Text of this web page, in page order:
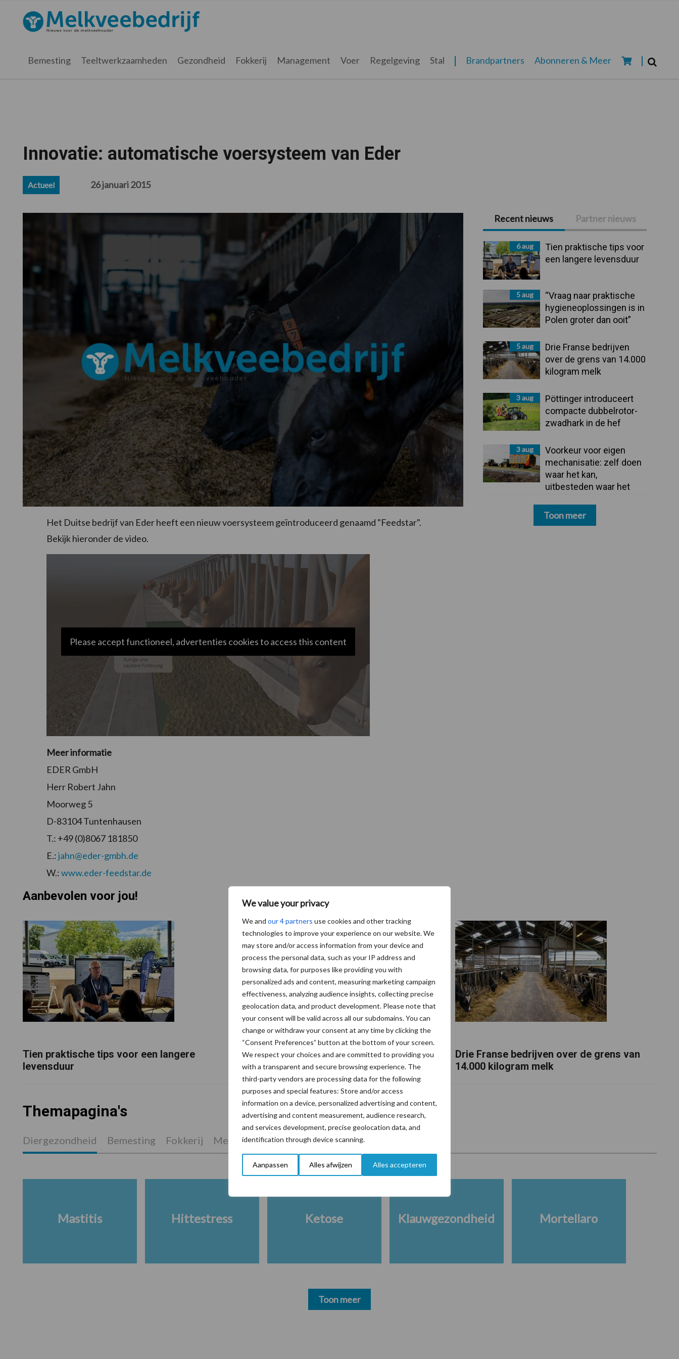
We value your privacy
We and our 4 partners use cookies and other tracking
technologies to improve your experience on our website. We
may store and/or access information from your device and
process the personal data, such as your IP address and
browsing data, for purposes like providing you with
personalized ads and content, measuring marketing campaign
effectiveness, analyzing audience insights, collecting precise
geolocation data, and product development. Please note that
your consent will be valid across all our subdomains. You can
change or withdraw your consent at any time by clicking the
“Consent Preferences” button at the bottom of your screen.
We respect your choices and are committed to providing you
with a transparent and secure browsing experience. The
third-party vendors are processing data for the following
purposes and special features: Store and/or access
information on a device, personalized advertising and content,
advertising and content measurement, audience research,
and services development, precise geolocation data, and
identification through device scanning.
Aanpassen Alles afwijzen Alles accepteren
hoofdnavigatie
hoofd
eerste
voettekst
Melkveebedrijf.nl
Bemesting Teeltwerkzaamheden Gezondheid Fokkerij Management Voer Regelgeving Stal Brandpartners Abonneren & Meer
Innovatie: automatische voersysteem van Eder
Actueel 26 januari 2015
Het Duitse bedrijf van Eder heeft een nieuw voersysteem geïntroduceerd genaamd "Feedstar".
Bekijk hieronder de video.
Please accept functioneel, advertenties cookies to access this content
Meer informatie
EDER GmbH
Herr Robert Jahn
Moorweg 5
D-83104 Tuntenhausen
T.: +49 (0)8067 181850
E.:jahn@eder-gmbh.de
W.:www.eder-feedstar.de
Primaire
Sidebar
Recent nieuws Partner nieuws
6 aug
Tien praktische tips voor
een langere levensduur
5 aug
“Vraag naar praktische
hygieneoplossingen is in
Polen groter dan ooit”
5 aug
Drie Franse bedrijven
over de grens van 14.000
kilogram melk
3 aug
Pöttinger introduceert
compacte dubbelrotor-
zwadhark in de hef
3 aug
Voorkeur voor eigen
mechanisatie: zelf doen
waar het kan,
uitbesteden waar het
Toon meer
Aanbevolen voor jou!
Tien praktische tips voor een langere
levensduur
“Vraag naar praktische
hygieneoplossingen is in Polen groter
dan ooit”
Drie Franse bedrijven over de grens van
14.000 kilogram melk
Themapagina's
Diergezondheid Bemesting Fokkerij Melkveebedrijf Veevoer Wet en regelgeving
Mastitis Hittestress Ketose Klauwgezondheid Mortellaro
Toon meer